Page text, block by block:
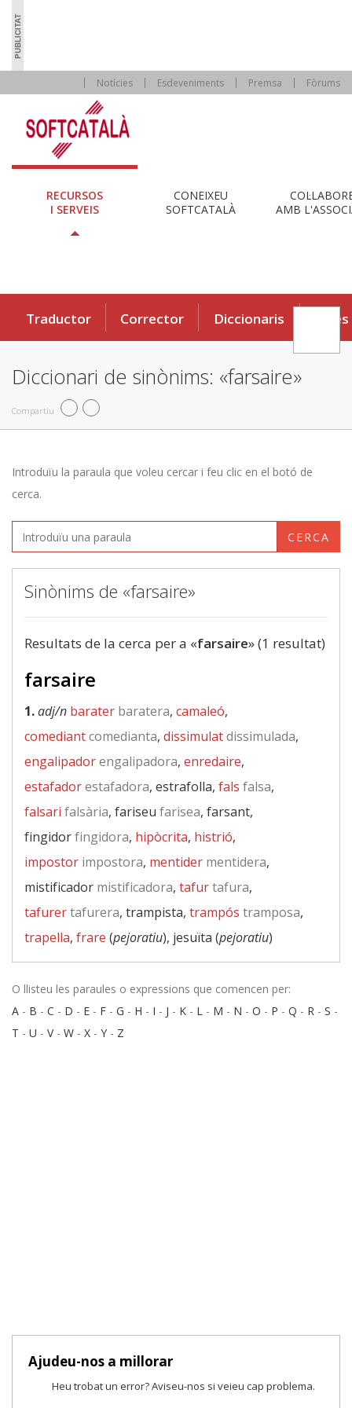
Notícies Esdeveniments Premsa Fòrums
RECURSOS
I SERVEIS
CONEIXEU
SOFTCATALÀ
AMB
Traductor Corrector Diccionaris Eines
Diccionari de sinònims: «farsaire»
Compartiu
Introduïu la paraula que voleu cercar i feu clic en el botó de
cerca.
CERCA
Sinònims de «farsaire»
Resultats de la cerca per a «farsaire» (1 resultat)
farsaire
1.adj/n barater baratera, camaleó,
comediantcomedianta, dissimulatdissimulada,
engalipadorengalipadora, enredaire,
estafadorestafadora, estrafolla, fals falsa,
falsari falsària, fariseu farisea, farsant,
fingidorfingidora, hipòcrita, histrió,
impostor impostora, mentider mentidera,
mistificador mistificadora, tafurtafura,
tafurertafurera, trampista, trampós tramposa,
trapella, frare (pejoratiu), jesuïta (pejoratiu)
O llisteu les paraules o expressions que comencen per:
A - B - C - D - E - F - G - H - I - J - K - L - M - N - O - P - Q - R - S -
T - U - V- W - X - Y - Z
Ajudeu-nos a millorar
Heu trobat un error? Aviseu-nos si veieu cap problema.